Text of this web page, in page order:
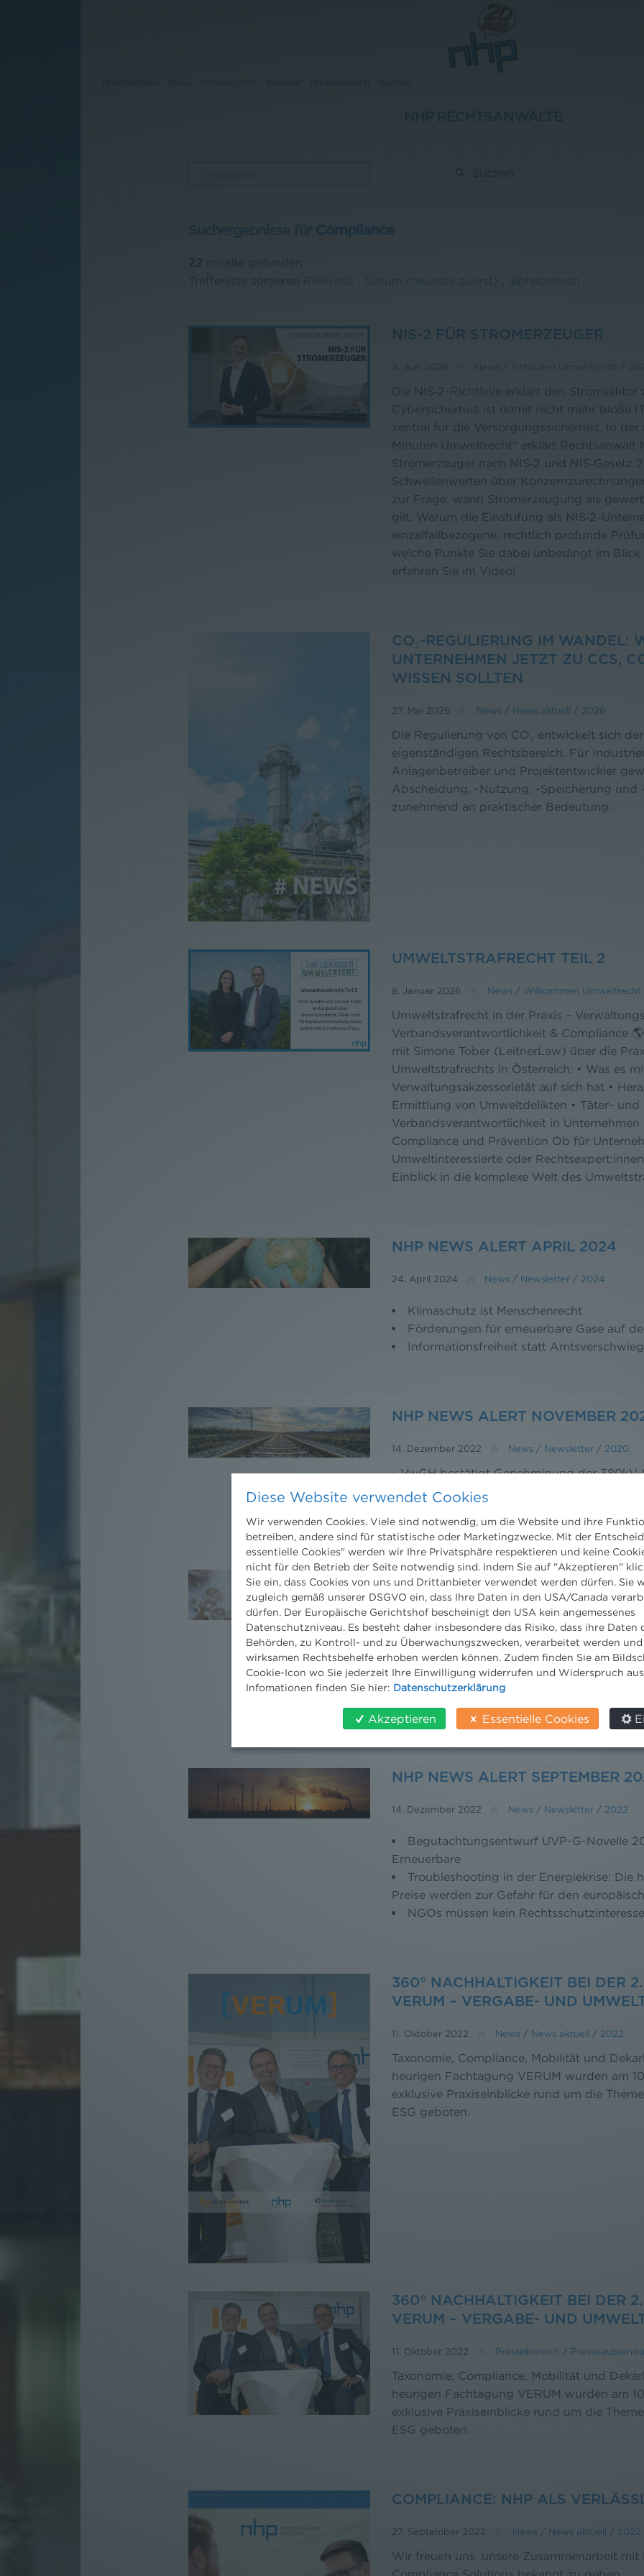
Compliance
Relevanz Datum (neueste zuerst) alphabetisch
NIS-2 FÜR STROMERZEUGER
3. Juni 2026 News 3 Minuten Umweltrecht
Die NIS‑2-Richtlinie erklärt den Stromsektor
Cybersicherheit ist damit nicht mehr bloße
zentral für die Versorgungssicherheit. In der
Minuten Umweltrecht“ erklärt Rechtsanwalt
Stromerzeuger nach NIS‑2 und NIS‑Gesetz
Schwellenwerten über
zur Frage, wann Stromerzeugung als
gilt. Warum die Einstufung als NIS‑2-
einzelfallbezogene, rechtlich profunde
welche Punkte Sie dabei unbedingt im Blick
erfahren Sie im Video!
CO₂-REGULIERUNG IM WANDEL:
UNTERNEHMEN JETZT ZU CCS,
WISSEN SOLLTEN
27. Mai 2026 News / News aktuell / 2026
Die Regulierung von CO₂ entwickelt sich
eigenständigen Rechtsbereich. Für
Anlagenbetreiber und Projektentwickler
Abscheidung, -Nutzung, -Speicherung und
zunehmend an praktischer Bedeutung:
UMWELTSTRAFRECHT TEIL 2
8. Januar 2026 News / Willkommen Umweltrecht
Umweltstrafrecht in der Praxis –
Verbandsverantwortlichkeit & Compliance
mit Simone Tober (LeitnerLaw) über die
Umweltstrafrechts in Österreich: • Was es
Verwaltungsakzessorietät auf sich hat •
Ermittlung von Umweltdelikten • Täter- und
Verbandsverantwortlichkeit in Unternehmen
Compliance und Prävention Ob für
Umweltinteressierte oder
Einblick in die komplexe Welt des
NHP NEWS ALERT APRIL 2024
24. April 2024 News / Newsletter / 2024
Klimaschutz ist Menschenrecht
Förderungen für erneuerbare Gase auf
Informationsfreiheit statt
NHP NEWS ALERT NOVEMBER
14. Dezember 2022 News / Newsletter / 2020
- VwGH bestätigt Genehmigung der
Abfallverzeichnisverordnung 2020 - Mehr
NHP NEWS ALERT NOVEMBER
14. Dezember 2022 News /Newsletter /2021
Der für heuer letzte NHP News Alert ist mit
Themen erschienen: • Immer wieder
Parteistellung von Umweltorganisationen •
CO2-Steuer ante portas • AWG-Novelle
beschlossen – die wichtigsten Punkte auf
NHP NEWS ALERT SEPTEMBER
14. Dezember 2022 News / Newsletter / 2022
Begutachtungsentwurf UVP-G-Novelle
Erneuerbare
Troubleshooting in der Energiekrise: Die
Preise werden zur Gefahr für den
NGOs müssen kein
360° NACHHALTIGKEIT BEI DER
VERUM – VERGABE- UND
11. Oktober 2022 News / News aktuell / 2022
Taxonomie, Compliance, Mobilität und
heurigen Fachtagung VERUM wurden am
exklusive Praxiseinblicke rund um die
ESG geboten.
360° NACHHALTIGKEIT BEI DER
VERUM – VERGABE- UND
11. Oktober 2022 Pressebereich /
Taxonomie, Compliance, Mobilität und
heurigen Fachtagung VERUM wurden am
exklusive Praxiseinblicke rund um die
ESG geboten.
COMPLIANCE: NHP ALS
27. September 2022 News / News aktuell / 2022
Wir freuen uns, unsere Zusammenarbeit mit
Diese Website verwendet Cookies
Wir verwenden Cookies. Viele sind notwendig, um die Website und ihre
betreiben, andere sind für statistische oder Marketingzwecke. Mit der
essentielle Cookies" werden wir Ihre Privatsphäre respektieren und keine
nicht für den Betrieb der Seite notwendig sind. Indem Sie auf "Akzeptieren"
Sie ein, dass Cookies von uns und Drittanbieter verwendet werden dürfen. Sie
zugleich gemäß unserer DSGVO ein, dass Ihre Daten in den USA/Canada
dürfen. Der Europäische Gerichtshof bescheinigt den USA kein angemessenes
Datenschutzniveau. Es besteht daher insbesondere das Risiko, dass ihre Daten
Behörden, zu Kontroll- und zu Überwachungszwecken, verarbeitet werden
wirksamen Rechtsbehelfe erhoben werden können. Zudem finden Sie am
Cookie-Icon wo Sie jederzeit Ihre Einwilligung widerrufen und Widerspruch
Infomationen finden Sie hier: Datenschutzerklärung
Akzeptieren Essentielle Cookies